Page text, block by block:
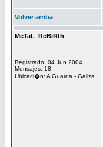
Volver arriba
MeTaL_ReBiRth
Registrado: 04 Jun 2004
Mensajes: 18
Ubicaci�n: A Guarda - Galiza